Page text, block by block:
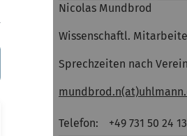
Nicolas Mundbrod
Wissenschaftl.
Sprechzeiten nach
Telefon:
+49 731 50 24